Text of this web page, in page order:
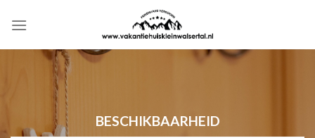
naar
BESCHIKBAARHEID